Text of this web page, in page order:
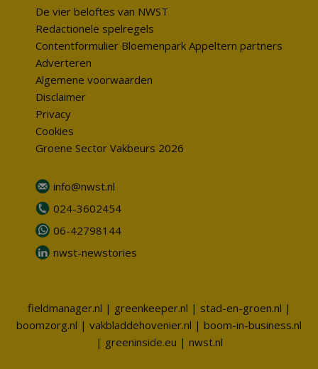
De vier beloftes van NWST
Redactionele spelregels
Contentformulier Bloemenpark Appeltern partners
Adverteren
Algemene voorwaarden
Disclaimer
Privacy
Cookies
Groene Sector Vakbeurs 2026
info@nwst.nl
024-3602454
06-42798144
nwst-newstories
fieldmanager.nl | greenkeeper.nl | stad-en-groen.nl |
boomzorg.nl | vakbladdehovenier.nl | boom-in-business.nl
| greeninside.eu | nwst.nl